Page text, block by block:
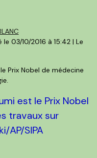
le 03/10/2016 à 15:42 | Le
est le Prix Nobel
travaux sur
AP/SIPA